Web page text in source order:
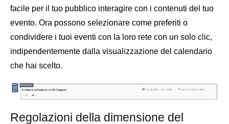
facile per il tuo pubblico interagire con i contenuti del tuo
evento. Ora possono selezionare come preferiti o
condividere i tuoi eventi con la loro rete con un solo clic,
indipendentemente dalla visualizzazione del calendario
che hai scelto.
Regolazioni della dimensione del